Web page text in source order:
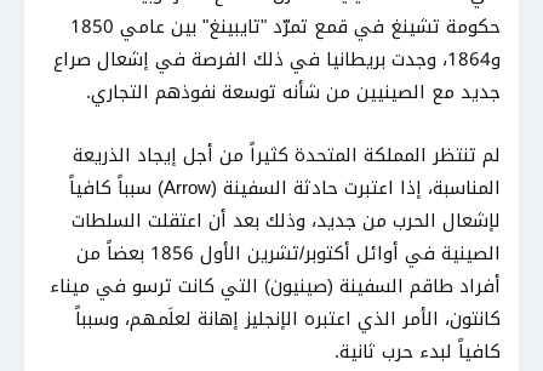
حكومة تشينغ في قمع تمرّد "تايبينغ" بين عامي 1850
و1864، وجدت بريطانيا في ذلك الفرصة في إشعال صراع
جديد مع الصينيين من شأنه توسعة نفوذهم التجاري.
لم تنتظر المملكة المتحدة كثيراً من أجل إيجاد الذريعة
المناسبة، إذا اعتبرت حادثة السفينة (Arrow) سبباً كافياً
لإشعال الحرب من جديد، وذلك بعد أن اعتقلت السلطات
الصينية في أوائل أكتوبر/تشرين الأول 1856 بعضاً من
أفراد طاقم السفينة (صينيون) التي كانت ترسو في ميناء
كانتون، الأمر الذي اعتبره الإنجليز إهانة لعلَمهم، وسبباً
كافياً لبدء حرب ثانية.